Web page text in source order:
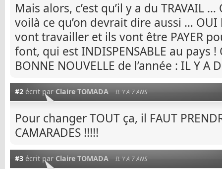
Mais alors, c’est qu’il y a du TRAVAIL
voilà ce qu’on devrait dire aussi … OUI
vont travailler et ils vont être PAYER
font, qui est INDISPENSABLE au pays
BONNE NOUVELLE de l’année : IL Y A
#2 écrit par Claire TOMADA IL Y A 7 ANS
Pour changer TOUT ça, il FAUT
CAMARADES !!!!!
#3 écrit par Claire TOMADA IL Y A 7 ANS